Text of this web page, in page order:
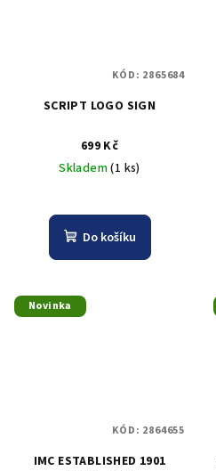
SCRIPT LOGO SIGN
699 Kč
Skladem(1 ks)
Do košíku
KÓD: 2865684
Novinka
IMC ESTABLISHED 1901
KÓD: 2864655